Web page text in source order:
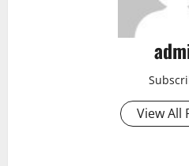
View All